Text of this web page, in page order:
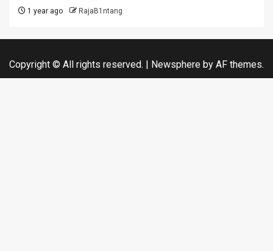
1 year ago RajaB1ntang
Copyright © All rights reserved. | Newsphere by AF themes.